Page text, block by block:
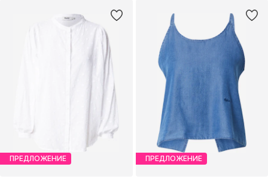
ПРЕДЛОЖЕНИЕ ПРЕДЛОЖЕНИЕ